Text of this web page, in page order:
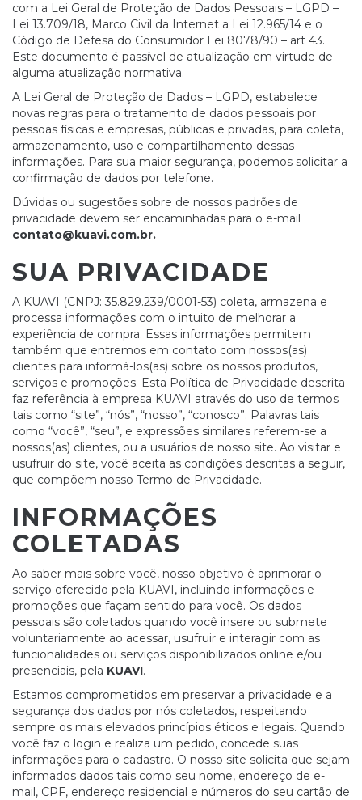
com a Lei Geral de Proteção de Dados Pessoais – LGPD –
Lei 13.709/18, Marco Civil da Internet a Lei 12.965/14 e o
Código de Defesa do Consumidor Lei 8078/90 – art 43.
Este documento é passível de atualização em virtude de
alguma atualização normativa.
A Lei Geral de Proteção de Dados – LGPD, estabelece
novas regras para o tratamento de dados pessoais por
pessoas físicas e empresas, públicas e privadas, para coleta,
armazenamento, uso e compartilhamento dessas
informações. Para sua maior segurança, podemos solicitar a
confirmação de dados por telefone.
Dúvidas ou sugestões sobre de nossos padrões de
privacidade devem ser encaminhadas para o e-mail
contato@kuavi.com.br.
SUA PRIVACIDADE
A KUAVI (CNPJ: 35.829.239/0001-53) coleta, armazena e
processa informações com o intuito de melhorar a
experiência de compra. Essas informações permitem
também que entremos em contato com nossos(as)
clientes para informá-los(as) sobre os nossos produtos,
serviços e promoções. Esta Política de Privacidade descrita
faz referência à empresa KUAVI através do uso de termos
tais como “site”, “nós”, “nosso”, “conosco”. Palavras tais
como “você”, “seu”, e expressões similares referem-se a
nossos(as) clientes, ou a usuários de nosso site. Ao visitar e
usufruir do site, você aceita as condições descritas a seguir,
que compõem nosso Termo de Privacidade.
INFORMAÇÕES
COLETADAS
Ao saber mais sobre você, nosso objetivo é aprimorar o
serviço oferecido pela KUAVI, incluindo informações e
promoções que façam sentido para você. Os dados
pessoais são coletados quando você insere ou submete
voluntariamente ao acessar, usufruir e interagir com as
funcionalidades ou serviços disponibilizados online e/ou
presenciais, pela KUAVI.
Estamos comprometidos em preservar a privacidade e a
segurança dos dados por nós coletados, respeitando
sempre os mais elevados princípios éticos e legais. Quando
você faz o login e realiza um pedido, concede suas
informações para o cadastro. O nosso site solicita que sejam
informados dados tais como seu nome, endereço de e-
mail, CPF, endereço residencial e números do seu cartão de